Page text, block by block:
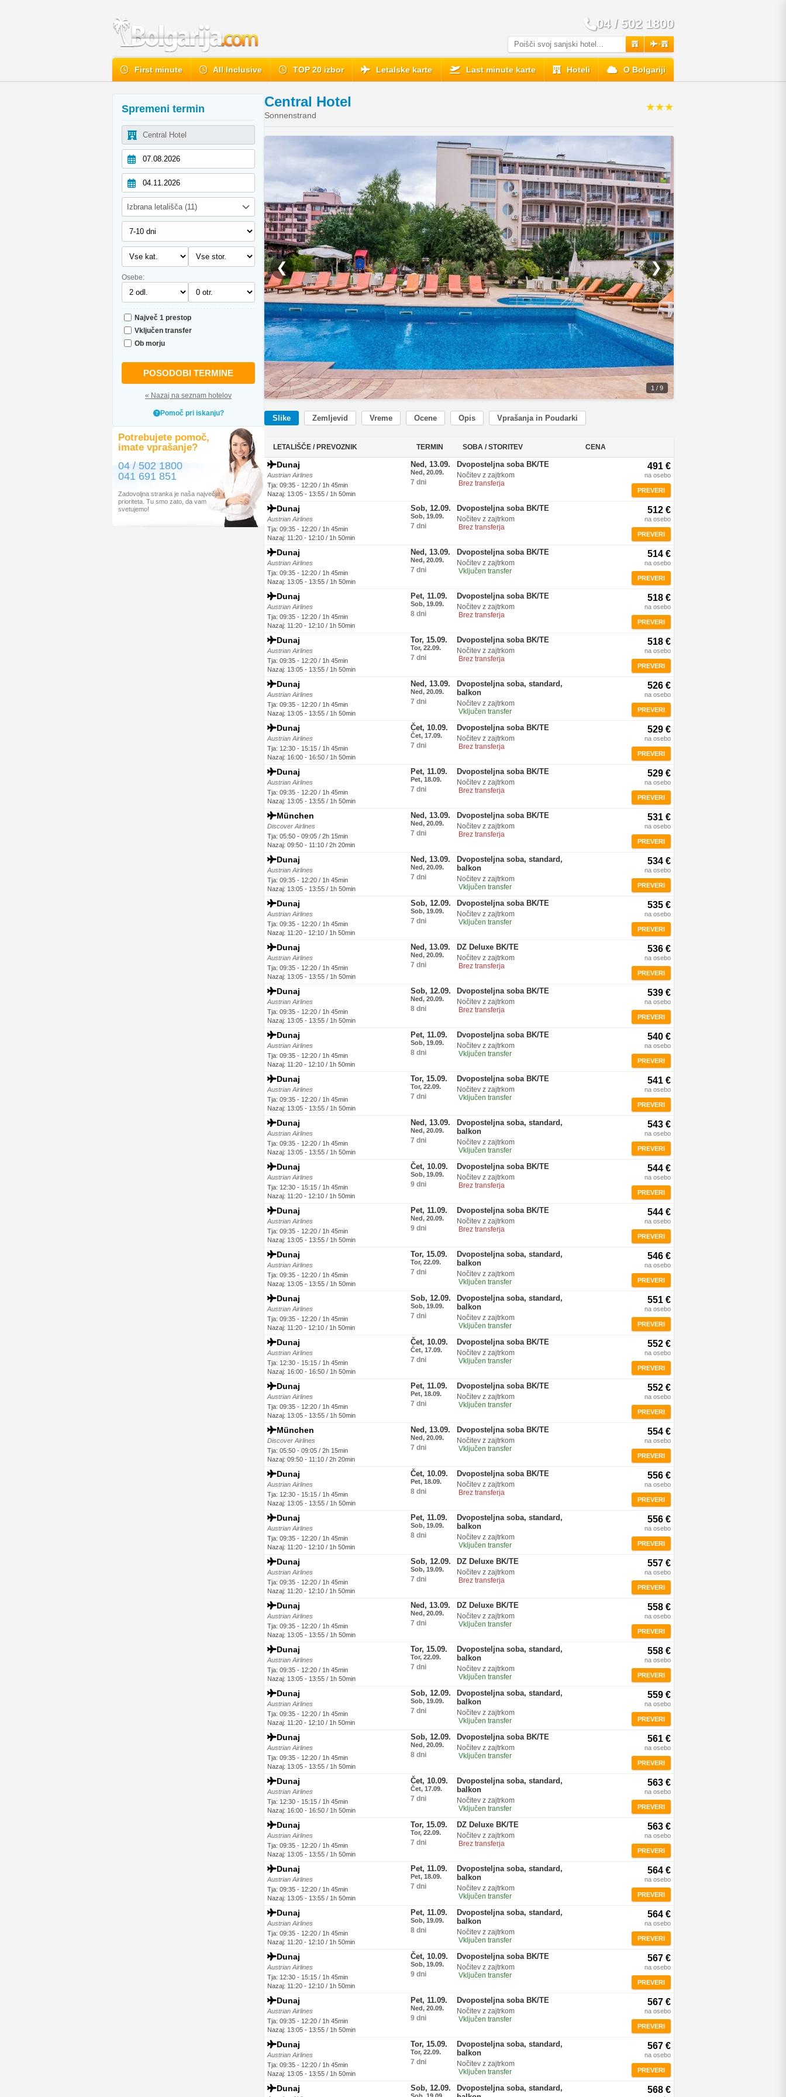
04 / 502 1800
+
First minute All Inclusive TOP 20 izbor Letalske karte Last minute karte Hoteli O Bolgariji
Spremeni termin
Izbrana letališča (11)
Osebe:
Največ 1 prestop
Vključen transfer
Ob morju
POSODOBI TERMINE
« Nazaj na seznam hotelov
Pomoč pri iskanju?
Potrebujete pomoč,
imate vprašanje?
04 / 502 1800
041 691 851
Zadovoljna stranka je naša največja
prioriteta. Tu smo zato, da vam
svetujemo!
Central Hotel
Sonnenstrand
★★★
❮ ❯
1 / 9
Slike Zemljevid Vreme Ocene Opis Vprašanja in Poudarki
LETALIŠČE / PREVOZNIK TERMIN SOBA / STORITEV CENA
Dunaj
Austrian Airlines
Tja: 09:35 - 12:20 / 1h 45min
Nazaj: 13:05 - 13:55 / 1h 50min
Ned, 13.09.
Ned, 20.09.
7 dni
Dvoposteljna soba BK/TE
Nočitev z zajtrkom
Brez transferja
491 €
na osebo
PREVERI
Dunaj
Austrian Airlines
Tja: 09:35 - 12:20 / 1h 45min
Nazaj: 11:20 - 12:10 / 1h 50min
Sob, 12.09.
Sob, 19.09.
7 dni
Dvoposteljna soba BK/TE
Nočitev z zajtrkom
Brez transferja
512 €
na osebo
PREVERI
Dunaj
Austrian Airlines
Tja: 09:35 - 12:20 / 1h 45min
Nazaj: 13:05 - 13:55 / 1h 50min
Ned, 13.09.
Ned, 20.09.
7 dni
Dvoposteljna soba BK/TE
Nočitev z zajtrkom
Vključen transfer
514 €
na osebo
PREVERI
Dunaj
Austrian Airlines
Tja: 09:35 - 12:20 / 1h 45min
Nazaj: 11:20 - 12:10 / 1h 50min
Pet, 11.09.
Sob, 19.09.
8 dni
Dvoposteljna soba BK/TE
Nočitev z zajtrkom
Brez transferja
518 €
na osebo
PREVERI
Dunaj
Austrian Airlines
Tja: 09:35 - 12:20 / 1h 45min
Nazaj: 13:05 - 13:55 / 1h 50min
Tor, 15.09.
Tor, 22.09.
7 dni
Dvoposteljna soba BK/TE
Nočitev z zajtrkom
Brez transferja
518 €
na osebo
PREVERI
Dunaj
Austrian Airlines
Tja: 09:35 - 12:20 / 1h 45min
Nazaj: 13:05 - 13:55 / 1h 50min
Ned, 13.09.
Ned, 20.09.
7 dni
Dvoposteljna soba, standard,
balkon
Nočitev z zajtrkom
Vključen transfer
526 €
na osebo
PREVERI
Dunaj
Austrian Airlines
Tja: 12:30 - 15:15 / 1h 45min
Nazaj: 16:00 - 16:50 / 1h 50min
Čet, 10.09.
Čet, 17.09.
7 dni
Dvoposteljna soba BK/TE
Nočitev z zajtrkom
Brez transferja
529 €
na osebo
PREVERI
Dunaj
Austrian Airlines
Tja: 09:35 - 12:20 / 1h 45min
Nazaj: 13:05 - 13:55 / 1h 50min
Pet, 11.09.
Pet, 18.09.
7 dni
Dvoposteljna soba BK/TE
Nočitev z zajtrkom
Brez transferja
529 €
na osebo
PREVERI
München
Discover Airlines
Tja: 05:50 - 09:05 / 2h 15min
Nazaj: 09:50 - 11:10 / 2h 20min
Ned, 13.09.
Ned, 20.09.
7 dni
Dvoposteljna soba BK/TE
Nočitev z zajtrkom
Brez transferja
531 €
na osebo
PREVERI
Dunaj
Austrian Airlines
Tja: 09:35 - 12:20 / 1h 45min
Nazaj: 13:05 - 13:55 / 1h 50min
Ned, 13.09.
Ned, 20.09.
7 dni
Dvoposteljna soba, standard,
balkon
Nočitev z zajtrkom
Vključen transfer
534 €
na osebo
PREVERI
Dunaj
Austrian Airlines
Tja: 09:35 - 12:20 / 1h 45min
Nazaj: 11:20 - 12:10 / 1h 50min
Sob, 12.09.
Sob, 19.09.
7 dni
Dvoposteljna soba BK/TE
Nočitev z zajtrkom
Vključen transfer
535 €
na osebo
PREVERI
Dunaj
Austrian Airlines
Tja: 09:35 - 12:20 / 1h 45min
Nazaj: 13:05 - 13:55 / 1h 50min
Ned, 13.09.
Ned, 20.09.
7 dni
DZ Deluxe BK/TE
Nočitev z zajtrkom
Brez transferja
536 €
na osebo
PREVERI
Dunaj
Austrian Airlines
Tja: 09:35 - 12:20 / 1h 45min
Nazaj: 13:05 - 13:55 / 1h 50min
Sob, 12.09.
Ned, 20.09.
8 dni
Dvoposteljna soba BK/TE
Nočitev z zajtrkom
Brez transferja
539 €
na osebo
PREVERI
Dunaj
Austrian Airlines
Tja: 09:35 - 12:20 / 1h 45min
Nazaj: 11:20 - 12:10 / 1h 50min
Pet, 11.09.
Sob, 19.09.
8 dni
Dvoposteljna soba BK/TE
Nočitev z zajtrkom
Vključen transfer
540 €
na osebo
PREVERI
Dunaj
Austrian Airlines
Tja: 09:35 - 12:20 / 1h 45min
Nazaj: 13:05 - 13:55 / 1h 50min
Tor, 15.09.
Tor, 22.09.
7 dni
Dvoposteljna soba BK/TE
Nočitev z zajtrkom
Vključen transfer
541 €
na osebo
PREVERI
Dunaj
Austrian Airlines
Tja: 09:35 - 12:20 / 1h 45min
Nazaj: 13:05 - 13:55 / 1h 50min
Ned, 13.09.
Ned, 20.09.
7 dni
Dvoposteljna soba, standard,
balkon
Nočitev z zajtrkom
Vključen transfer
543 €
na osebo
PREVERI
Dunaj
Austrian Airlines
Tja: 12:30 - 15:15 / 1h 45min
Nazaj: 11:20 - 12:10 / 1h 50min
Čet, 10.09.
Sob, 19.09.
9 dni
Dvoposteljna soba BK/TE
Nočitev z zajtrkom
Brez transferja
544 €
na osebo
PREVERI
Dunaj
Austrian Airlines
Tja: 09:35 - 12:20 / 1h 45min
Nazaj: 13:05 - 13:55 / 1h 50min
Pet, 11.09.
Ned, 20.09.
9 dni
Dvoposteljna soba BK/TE
Nočitev z zajtrkom
Brez transferja
544 €
na osebo
PREVERI
Dunaj
Austrian Airlines
Tja: 09:35 - 12:20 / 1h 45min
Nazaj: 13:05 - 13:55 / 1h 50min
Tor, 15.09.
Tor, 22.09.
7 dni
Dvoposteljna soba, standard,
balkon
Nočitev z zajtrkom
Vključen transfer
546 €
na osebo
PREVERI
Dunaj
Austrian Airlines
Tja: 09:35 - 12:20 / 1h 45min
Nazaj: 11:20 - 12:10 / 1h 50min
Sob, 12.09.
Sob, 19.09.
7 dni
Dvoposteljna soba, standard,
balkon
Nočitev z zajtrkom
Vključen transfer
551 €
na osebo
PREVERI
Dunaj
Austrian Airlines
Tja: 12:30 - 15:15 / 1h 45min
Nazaj: 16:00 - 16:50 / 1h 50min
Čet, 10.09.
Čet, 17.09.
7 dni
Dvoposteljna soba BK/TE
Nočitev z zajtrkom
Vključen transfer
552 €
na osebo
PREVERI
Dunaj
Austrian Airlines
Tja: 09:35 - 12:20 / 1h 45min
Nazaj: 13:05 - 13:55 / 1h 50min
Pet, 11.09.
Pet, 18.09.
7 dni
Dvoposteljna soba BK/TE
Nočitev z zajtrkom
Vključen transfer
552 €
na osebo
PREVERI
München
Discover Airlines
Tja: 05:50 - 09:05 / 2h 15min
Nazaj: 09:50 - 11:10 / 2h 20min
Ned, 13.09.
Ned, 20.09.
7 dni
Dvoposteljna soba BK/TE
Nočitev z zajtrkom
Vključen transfer
554 €
na osebo
PREVERI
Dunaj
Austrian Airlines
Tja: 12:30 - 15:15 / 1h 45min
Nazaj: 13:05 - 13:55 / 1h 50min
Čet, 10.09.
Pet, 18.09.
8 dni
Dvoposteljna soba BK/TE
Nočitev z zajtrkom
Brez transferja
556 €
na osebo
PREVERI
Dunaj
Austrian Airlines
Tja: 09:35 - 12:20 / 1h 45min
Nazaj: 11:20 - 12:10 / 1h 50min
Pet, 11.09.
Sob, 19.09.
8 dni
Dvoposteljna soba, standard,
balkon
Nočitev z zajtrkom
Vključen transfer
556 €
na osebo
PREVERI
Dunaj
Austrian Airlines
Tja: 09:35 - 12:20 / 1h 45min
Nazaj: 11:20 - 12:10 / 1h 50min
Sob, 12.09.
Sob, 19.09.
7 dni
DZ Deluxe BK/TE
Nočitev z zajtrkom
Brez transferja
557 €
na osebo
PREVERI
Dunaj
Austrian Airlines
Tja: 09:35 - 12:20 / 1h 45min
Nazaj: 13:05 - 13:55 / 1h 50min
Ned, 13.09.
Ned, 20.09.
7 dni
DZ Deluxe BK/TE
Nočitev z zajtrkom
Vključen transfer
558 €
na osebo
PREVERI
Dunaj
Austrian Airlines
Tja: 09:35 - 12:20 / 1h 45min
Nazaj: 13:05 - 13:55 / 1h 50min
Tor, 15.09.
Tor, 22.09.
7 dni
Dvoposteljna soba, standard,
balkon
Nočitev z zajtrkom
Vključen transfer
558 €
na osebo
PREVERI
Dunaj
Austrian Airlines
Tja: 09:35 - 12:20 / 1h 45min
Nazaj: 11:20 - 12:10 / 1h 50min
Sob, 12.09.
Sob, 19.09.
7 dni
Dvoposteljna soba, standard,
balkon
Nočitev z zajtrkom
Vključen transfer
559 €
na osebo
PREVERI
Dunaj
Austrian Airlines
Tja: 09:35 - 12:20 / 1h 45min
Nazaj: 13:05 - 13:55 / 1h 50min
Sob, 12.09.
Ned, 20.09.
8 dni
Dvoposteljna soba BK/TE
Nočitev z zajtrkom
Vključen transfer
561 €
na osebo
PREVERI
Dunaj
Austrian Airlines
Tja: 12:30 - 15:15 / 1h 45min
Nazaj: 16:00 - 16:50 / 1h 50min
Čet, 10.09.
Čet, 17.09.
7 dni
Dvoposteljna soba, standard,
balkon
Nočitev z zajtrkom
Vključen transfer
563 €
na osebo
PREVERI
Dunaj
Austrian Airlines
Tja: 09:35 - 12:20 / 1h 45min
Nazaj: 13:05 - 13:55 / 1h 50min
Tor, 15.09.
Tor, 22.09.
7 dni
DZ Deluxe BK/TE
Nočitev z zajtrkom
Brez transferja
563 €
na osebo
PREVERI
Dunaj
Austrian Airlines
Tja: 09:35 - 12:20 / 1h 45min
Nazaj: 13:05 - 13:55 / 1h 50min
Pet, 11.09.
Pet, 18.09.
7 dni
Dvoposteljna soba, standard,
balkon
Nočitev z zajtrkom
Vključen transfer
564 €
na osebo
PREVERI
Dunaj
Austrian Airlines
Tja: 09:35 - 12:20 / 1h 45min
Nazaj: 11:20 - 12:10 / 1h 50min
Pet, 11.09.
Sob, 19.09.
8 dni
Dvoposteljna soba, standard,
balkon
Nočitev z zajtrkom
Vključen transfer
564 €
na osebo
PREVERI
Dunaj
Austrian Airlines
Tja: 12:30 - 15:15 / 1h 45min
Nazaj: 11:20 - 12:10 / 1h 50min
Čet, 10.09.
Sob, 19.09.
9 dni
Dvoposteljna soba BK/TE
Nočitev z zajtrkom
Vključen transfer
567 €
na osebo
PREVERI
Dunaj
Austrian Airlines
Tja: 09:35 - 12:20 / 1h 45min
Nazaj: 13:05 - 13:55 / 1h 50min
Pet, 11.09.
Ned, 20.09.
9 dni
Dvoposteljna soba BK/TE
Nočitev z zajtrkom
Vključen transfer
567 €
na osebo
PREVERI
Dunaj
Austrian Airlines
Tja: 09:35 - 12:20 / 1h 45min
Nazaj: 13:05 - 13:55 / 1h 50min
Tor, 15.09.
Tor, 22.09.
7 dni
Dvoposteljna soba, standard,
balkon
Nočitev z zajtrkom
Vključen transfer
567 €
na osebo
PREVERI
Dunaj Sob, 12.09.
Dvoposteljna soba, standard,
568 €